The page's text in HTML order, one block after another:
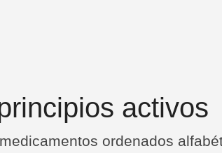
activos
ordenados